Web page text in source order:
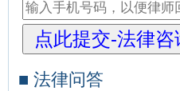
■ 法律问答